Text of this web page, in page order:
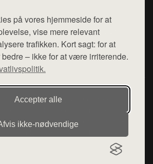
på vores hjemmeside for at
vise mere relevant
trafikken. Kort sagt: for at
– ikke for at være irriterende.
Accepter alle
ikke‑nødvendige
Mail: hej@want.dk
Cookie- og privatlivspolitik
af want.dk, der udgiver en række
af forskellige produkter fra
sælges ikke varer fra denne side - vi